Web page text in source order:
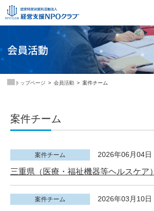
会員活動
トップページ 会員活動 案件チーム
案件チーム
案件チーム 2026年06月04日
三重県（医療・福祉機器等ヘルスケア）
案件チーム 2026年03月10日